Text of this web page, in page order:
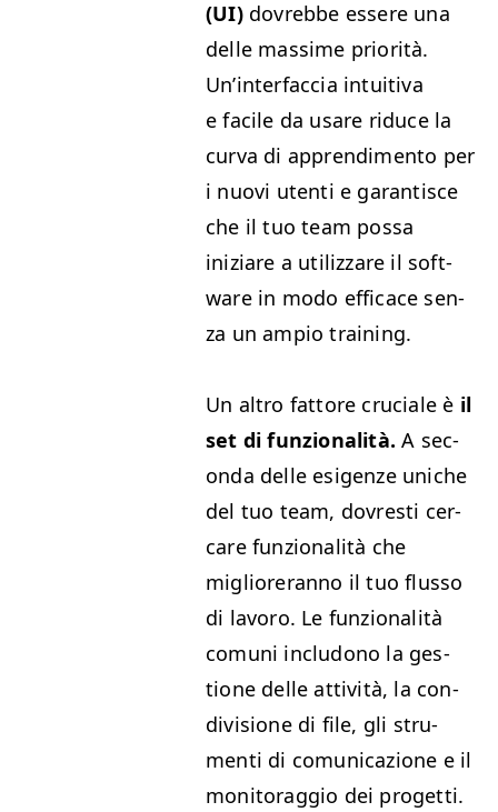
(UI)dovrebbe essere una
delle mas­sime pri­or­ità.
Un’in­ter­fac­cia intu­iti­va
e facile da usare riduce la
cur­va di apprendi­men­to per
i nuovi uten­ti e garan­tisce
che il tuo team pos­sa
iniziare a uti­liz­zare il soft­
ware in modo effi­cace sen­
za un ampio training.
Un altro fat­tore cru­ciale è il
set di fun­zion­al­ità. A sec­
on­da delle esi­gen­ze uniche
del tuo team, dovresti cer­
care fun­zion­al­ità che
miglior­eran­no il tuo flus­so
di lavoro. Le fun­zion­al­ità
comu­ni includono la ges­
tione delle attiv­ità, la con­
di­vi­sione di file, gli stru­
men­ti di comu­ni­cazione e il
mon­i­tor­ag­gio dei progetti.